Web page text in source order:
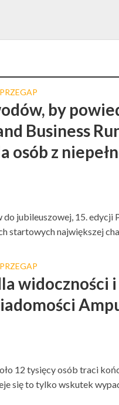
by
Business
osób z
do jubileuszowej, 15. edycji
startowych największej
widoczności
12 tysięcy osób traci
się to tylko wskutek